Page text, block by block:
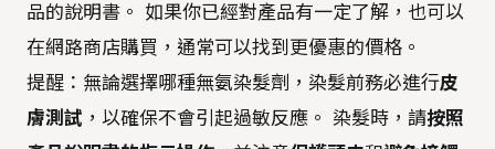
品的說明書。 如果你已經對產品有一定了解，也可以
在網路商店購買，通常可以找到更優惠的價格。
提醒：無論選擇哪種無氨染髮劑，染髮前務必進行皮
膚測試 ，以確保不會引起過敏反應。 染髮時，請按照